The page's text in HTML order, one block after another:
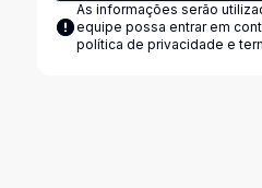
As informações serão
equipe possa entrar em
política de privacidade e